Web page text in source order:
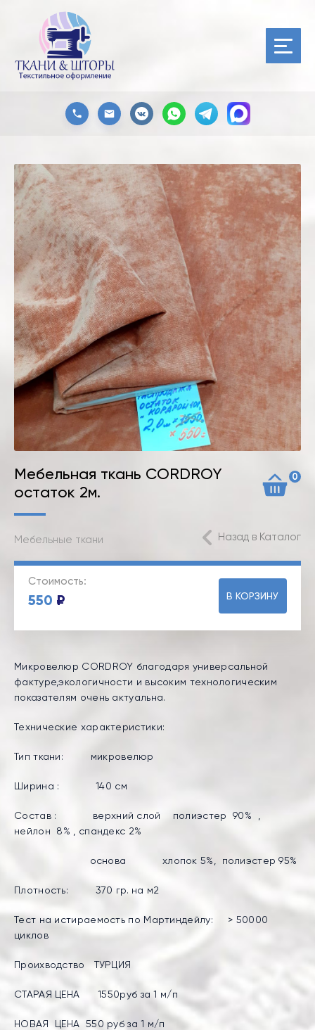
Мебельная ткань CORDROY
остаток 2м.
0
Мебельные ткани Назад в Каталог
Стоимость:
550 ₽ В КОРЗИНУ
Микровелюр CORDROY благодаря универсальной
фактуре,экологичности и высоким технологическим
показателям очень актуальна.
Технические характеристики:
Тип ткани: микровелюр
Ширина : 140 см
Состав : верхний слой полиэстер 90% ,
нейлон 8% , спандекс 2%
основа хлопок 5%, полиэстер 95%
Плотность: 370 гр. на м2
Тест на истираемость по Мартиндейлу: > 50000
циклов
Проихводство ТУРЦИЯ
СТАРАЯ ЦЕНА 1550руб за 1 м/п
НОВАЯ ЦЕНА 550 руб за 1 м/п